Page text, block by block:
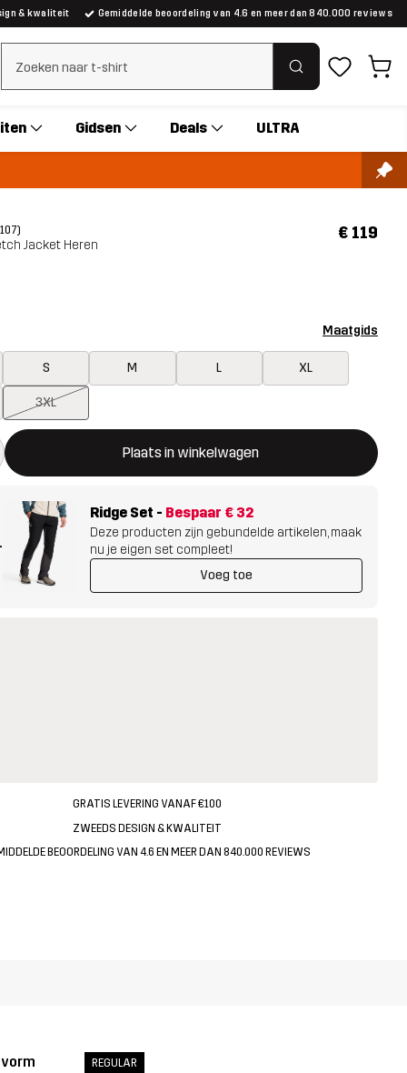
& kwaliteit Gemiddelde beoordeling van 4.6 en meer dan 840.000 reviews
Zoeken wissen
Gidsen Deals ULTRA
Jacket Heren
€ 119
Maatgids
S M L XL
3XL
Plaats in winkelwagen
een modal met de bevestiging van een nieuw item in het
Ridge Set - Bespaar € 32
Deze producten zijn gebundelde artikelen, maak
nu je eigen set compleet!
Voeg toe
GRATIS LEVERING VANAF €100
ZWEEDS DESIGN & KWALITEIT
BEOORDELING VAN 4.6 EN MEER DAN 840.000 REVIEWS
REGULAR